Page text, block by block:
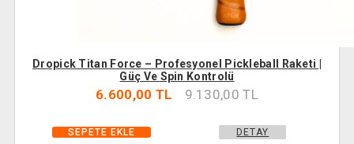
Dropick Titan Force – Profesyonel Pickleball Raketi |
Güç Ve Spin Kontrolü
6.600,00 TL 9.130,00 TL
SEPETE EKLE DETAY